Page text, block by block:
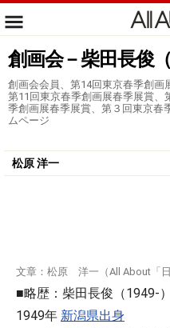
創画会－柴田長俊（
創画会会員、第14回東京春季創画
第11回東京春季創画展春季展賞、
季創画展春季展賞、第３回東京春
ムページ
松原 洋一
文章：松原 洋一（All About「日
■略歴：柴田長俊（1949-
1949年 新潟県出身